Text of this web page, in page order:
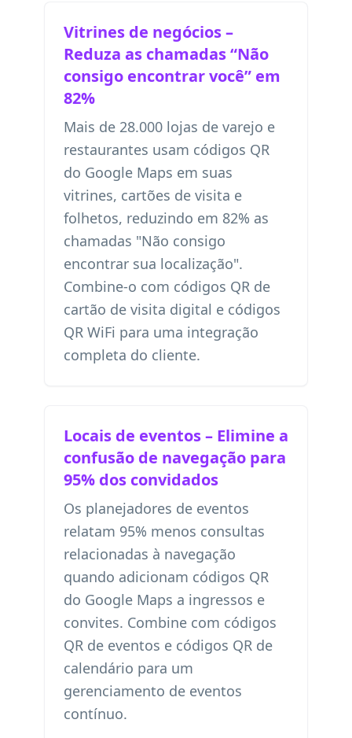
Vitrines de negócios –
Reduza as chamadas “Não
consigo encontrar você” em
82%
Mais de 28.000 lojas de varejo e
restaurantes usam códigos QR
do Google Maps em suas
vitrines, cartões de visita e
folhetos, reduzindo em 82% as
chamadas "Não consigo
encontrar sua localização".
Combine-o com códigos QR de
cartão de visita digital e códigos
QR WiFi para uma integração
completa do cliente.
Locais de eventos – Elimine a
confusão de navegação para
95% dos convidados
Os planejadores de eventos
relatam 95% menos consultas
relacionadas à navegação
quando adicionam códigos QR
do Google Maps a ingressos e
convites. Combine com códigos
QR de eventos e códigos QR de
calendário para um
gerenciamento de eventos
contínuo.